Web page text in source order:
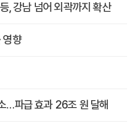
, 강남 넘어 외곽까지 확산
영향
…파급 효과 26조 원 달해